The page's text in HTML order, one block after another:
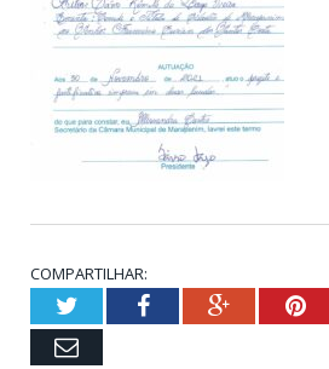
COMPARTILHAR:
TwitterFacebookGoogle+
Email